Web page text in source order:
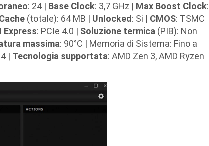
: 24 | Base Clock: 3,7 GHz | Max Boost Clock:
(totale): 64 MB | Unlocked: Si | CMOS: TSMC
Express: PCIe 4.0 | Soluzione termica (PIB): Non
massima: 90°C | Memoria di Sistema: Fino a
| Tecnologia supportata: AMD Zen 3, AMD Ryzen